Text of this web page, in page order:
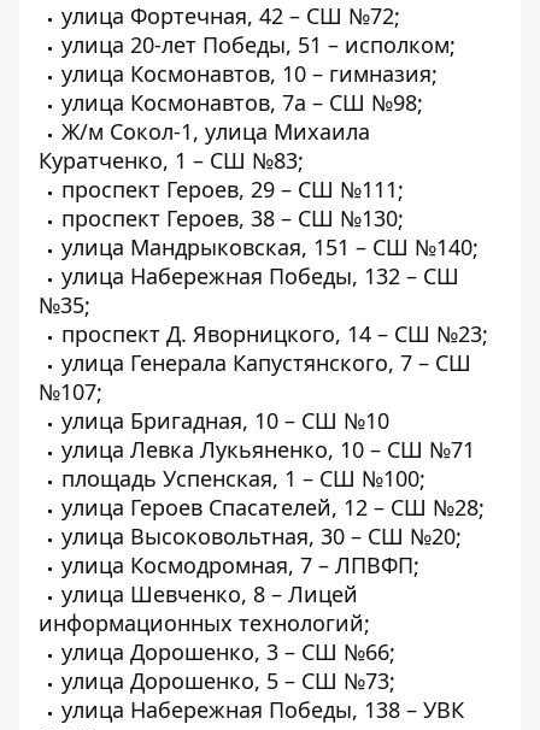
улица Фортечная, 42 – СШ №72;
улица 20-лет Победы, 51 – исполком;
улица Космонавтов, 10 – гимназия;
улица Космонавтов, 7а – СШ №98;
Ж/м Сокол-1, улица Михаила
Куратченко, 1 – СШ №83;
проспект Героев, 29 – СШ №111;
проспект Героев, 38 – СШ №130;
улица Мандрыковская, 151 – СШ №140;
улица Набережная Победы, 132 – СШ
№35;
проспект Д. Яворницкого, 14 – СШ №23;
улица Генерала Капустянского, 7 – СШ
№107;
улица Бригадная, 10 – СШ №10
улица Левка Лукьяненко, 10 – СШ №71
площадь Успенская, 1 – СШ №100;
улица Героев Спасателей, 12 – СШ №28;
улица Высоковольтная, 30 – СШ №20;
улица Космодромная, 7 – ЛПВФП;
улица Шевченко, 8 – Лицей
информационных технологий;
улица Дорошенко, 3 – СШ №66;
улица Дорошенко, 5 – СШ №73;
улица Набережная Победы, 138 – УВК